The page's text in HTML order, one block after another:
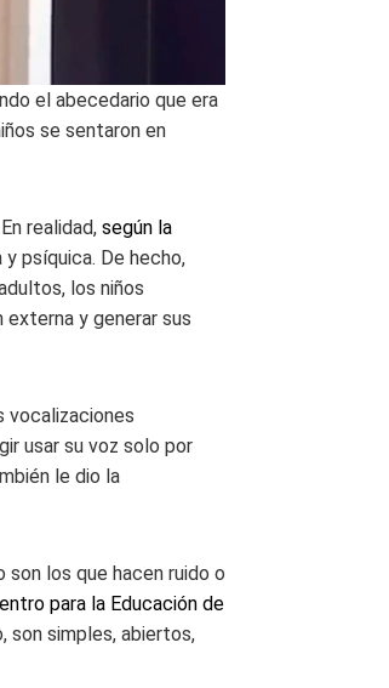
el abecedario que era
se sentaron en
realidad, según la
psíquica. De hecho,
los niños
y generar sus
vocalizaciones
usar su voz solo por
le dio la
los que hacen ruido o
para la Educación de
son simples, abiertos,